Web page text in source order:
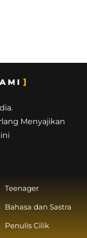
Menyajikan
Teenager
Bahasa dan Sastra
Penulis Cilik